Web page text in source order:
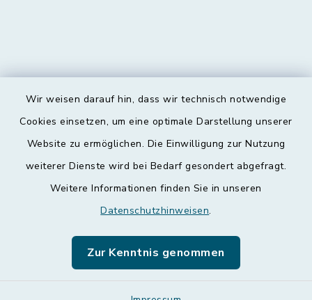
Wir weisen darauf hin, dass wir technisch notwendige
Cookies einsetzen, um eine optimale Darstellung unserer
Website zu ermöglichen. Die Einwilligung zur Nutzung
weiterer Dienste wird bei Bedarf gesondert abgefragt.
Weitere Informationen finden Sie in unseren
Datenschutzhinweisen.
Zur Kenntnis genommen
Kontakt
Datenschutz
Leichte Sprache